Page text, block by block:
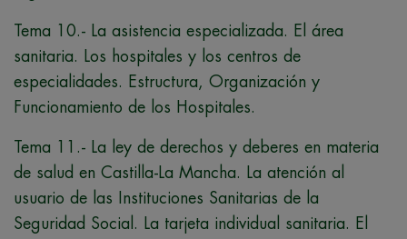
Tema 10.- La asistencia especializada. El área
sanitaria. Los hospitales y los centros de
especialidades. Estructura, Organización y
Funcionamiento de los Hospitales.
Tema 11.- La ley de derechos y deberes en materia
de salud en Castilla-La Mancha. La atención al
usuario de las Instituciones Sanitarias de la
Seguridad Social. La tarjeta individual sanitaria. El